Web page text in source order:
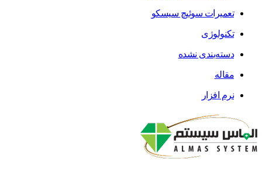
تعمیرات سوئیچ سیسکو
تکنولوژی
دسته‌بندی نشده
مقاله
نرم افزار